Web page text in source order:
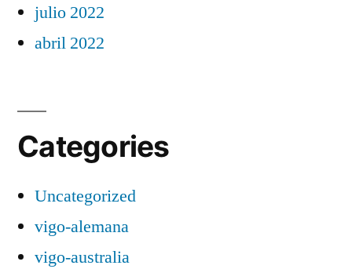
julio 2022
abril 2022
Categories
Uncategorized
vigo-alemana
vigo-australia